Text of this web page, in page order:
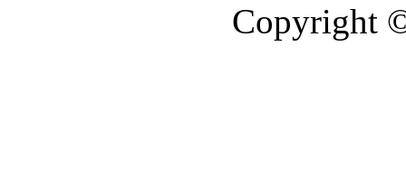
Copyright